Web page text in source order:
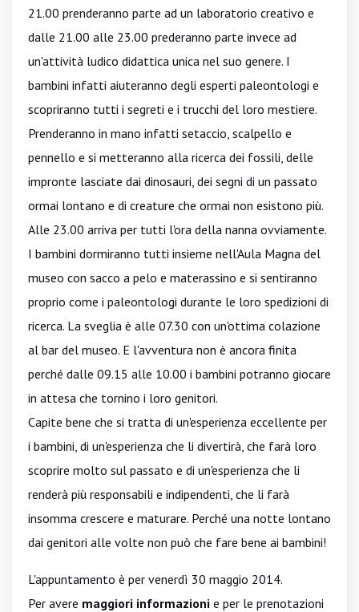
21.00 prenderanno parte ad un laboratorio creativo e
dalle 21.00 alle 23.00 prederanno parte invece ad
un'attività ludico didattica unica nel suo genere. I
bambini infatti aiuteranno degli esperti paleontologi e
scopriranno tutti i segreti e i trucchi del loro mestiere.
Prenderanno in mano infatti setaccio, scalpello e
pennello e si metteranno alla ricerca dei fossili, delle
impronte lasciate dai dinosauri, dei segni di un passato
ormai lontano e di creature che ormai non esistono più.
Alle 23.00 arriva per tutti l'ora della nanna ovviamente.
I bambini dormiranno tutti insieme nell'Aula Magna del
museo con sacco a pelo e materassino e si sentiranno
proprio come i paleontologi durante le loro spedizioni di
ricerca. La sveglia è alle 07.30 con un'ottima colazione
al bar del museo. E l'avventura non è ancora finita
perché dalle 09.15 alle 10.00 i bambini potranno giocare
in attesa che tornino i loro genitori.
Capite bene che si tratta di un'esperienza eccellente per
i bambini, di un'esperienza che li divertirà, che farà loro
scoprire molto sul passato e di un'esperienza che li
renderà più responsabili e indipendenti, che li farà
insomma crescere e maturare. Perché una notte lontano
dai genitori alle volte non può che fare bene ai bambini!
L'appuntamento è per venerdì 30 maggio 2014.
Per avere maggiori informazioni e per le prenotazioni